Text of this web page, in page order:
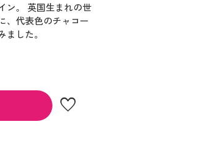
ン。 英国生まれの世
、代表色のチャコー
した。
favorite